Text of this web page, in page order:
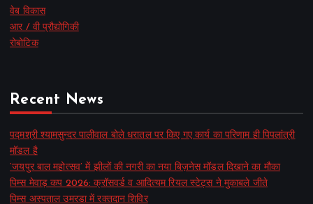
वेब विकास
आर / वी प्रौद्योगिकी
रोबोटिक
Recent News
पद्मश्री श्यामसुन्दर पालीवाल बोले धरातल पर किए गए कार्य का परिणाम ही पिपलांत्री
मॉडल है
‘जयपुर बाल महोत्सव’ में झीलों की नगरी का नया बिज़नेस मॉडल दिखाने का मौका
पिम्स मेवाड़ कप 2026: क्रॉसवर्ड व आदित्यम रियल स्टेट्स ने मुकाबले जीते
पिम्स अस्पताल उमरडा में रक्तदान शिविर